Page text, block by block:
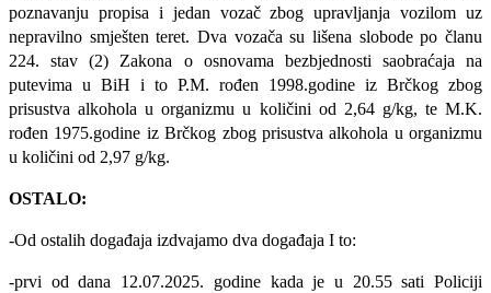
poznavanju propisa i jedan vozač zbog upravljanja vozilom uz
nepravilno smješten teret. Dva vozača su lišena slobode po članu
224. stav (2) Zakona o osnovama bezbjednosti saobraćaja na
putevima u BiH i to P.M. rođen 1998.godine iz Brčkog zbog
prisustva alkohola u organizmu u količini od 2,64 g/kg, te M.K.
rođen 1975.godine iz Brčkog zbog prisustva alkohola u organizmu
u količini od 2,97 g/kg.
OSTALO:
-Od ostalih događaja izdvajamo dva događaja I to:
-prvi od dana 12.07.2025. godine kada je u 20.55 sati Policiji